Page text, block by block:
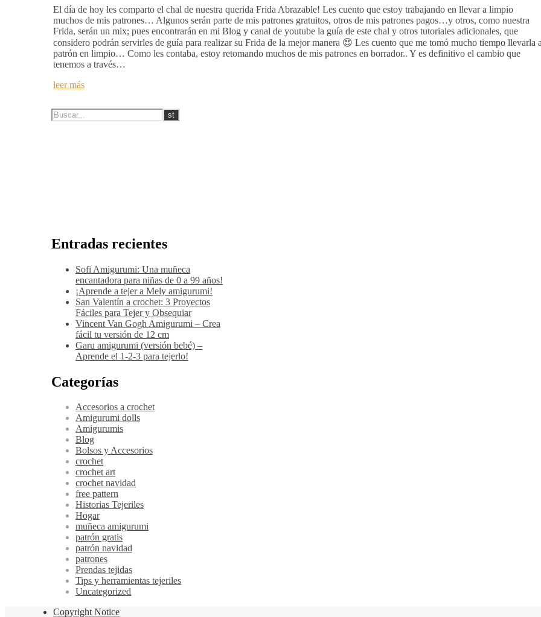
El día de hoy les comparto el chal de nuestra querida Frida Abrazable! Les cuento que estoy trabajando en llevar a limpio
muchos de mis patrones… Algunos serán parte de mis patrones gratuitos, otros de mis patrones pagos…y otros, como nuestra
Frida, serán un mix; pues encontrarán en mi Blog y canal de youtube la guía de este chal y otros tutoriales adicionales, que
considero podrán servirles de guía para realizar su Frida de la mejor manera 😍 Les cuento que me tomó mucho tiempo llevarla
patrón en limpio… Como les contaba, estoy retomando muchos de mis patrones en borrador.. Y es definitivo el cambio que
tenemos a través…
leer más
Entradas recientes
Sofi Amigurumi: Una muñeca
encantadora para niñas de 0 a 99 años!
¡Aprende a tejer a Mely amigurumi!
San Valentín a crochet: 3 Proyectos
Fáciles para Tejer y Obsequiar
Vincent Van Gogh Amigurumi – Crea
fácil tu versión de 12 cm
Garu amigurumi (versión bebé) –
Aprende el 1-2-3 para tejerlo!
Categorías
Accesorios a crochet
Amigurumi dolls
Amigurumis
Blog
Bolsos y Accesorios
crochet
crochet art
crochet navidad
free pattern
Historias Tejeriles
Hogar
muñeca amigurumi
patrón gratis
patrón navidad
patrones
Prendas tejidas
Tips y herramientas tejeriles
Uncategorized
Copyright Notice